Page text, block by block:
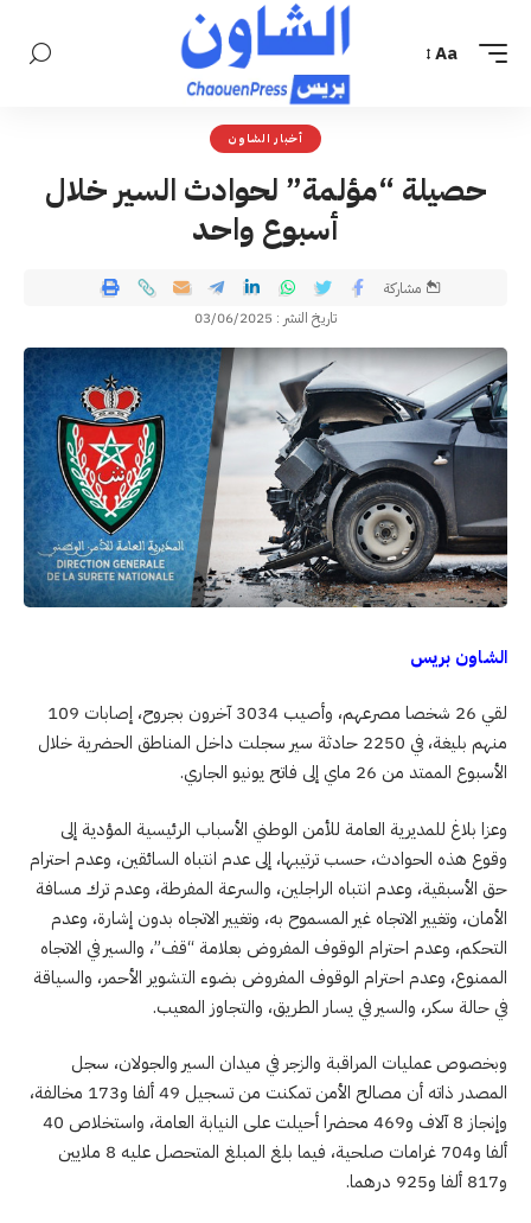
Aa
أخبار الشاون
حصيلة “مؤلمة” لحوادث السير خلال
أسبوع واحد
تاريخ النشر : 03/06/2025
مشاركة
الشاون بريس
لقي 26 شخصا مصرعهم، وأصيب 3034 آخرون بجروح، إصابات 109
منهم بليغة، في 2250 حادثة سير سجلت داخل المناطق الحضرية خلال
الأسبوع الممتد من 26 ماي إلى فاتح يونيو الجاري.
وعزا بلاغ للمديرية العامة للأمن الوطني الأسباب الرئيسية المؤدية إلى
وقوع هذه الحوادث، حسب ترتيبها، إلى عدم انتباه السائقين، وعدم احترام
حق الأسبقية، وعدم انتباه الراجلين، والسرعة المفرطة، وعدم ترك مسافة
الأمان، وتغيير الاتجاه غير المسموح به، وتغيير الاتجاه بدون إشارة، وعدم
التحكم، وعدم احترام الوقوف المفروض بعلامة “قف”، والسير في الاتجاه
الممنوع، وعدم احترام الوقوف المفروض بضوء التشوير الأحمر، والسياقة
في حالة سكر، والسير في يسار الطريق، والتجاوز المعيب.
وبخصوص عمليات المراقبة والزجر في ميدان السير والجولان، سجل
المصدر ذاته أن مصالح الأمن تمكنت من تسجيل 49 ألفا و173 مخالفة،
وإنجاز 8 آلاف و469 محضرا أحيلت على النيابة العامة، واستخلاص 40
ألفا و704 غرامات صلحية، فيما بلغ المبلغ المتحصل عليه 8 ملايين
و817 ألفا و925 درهما.